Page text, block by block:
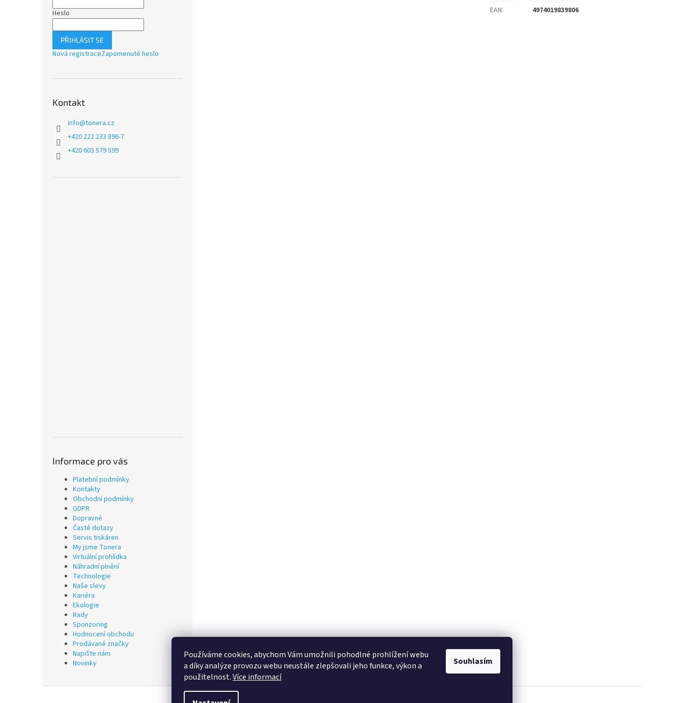
Používáme cookies, abychom Vám umožnili pohodlné prohlížení webu
a díky analýze provozu webu neustále zlepšovali jeho funkce, výkon a
použitelnost.Více informací
Souhlasím
Heslo
PŘIHLÁSIT SE
Nová registraceZapomenuté heslo
Kontakt
info@tonera.cz
+420 222 233 896-7
+420 603 579 599
Informace pro vás
Platební podmínky
Kontakty
Obchodní podmínky
GDPR
Dopravné
Časté dotazy
Servis tiskáren
My jsme Tonera
Virtuální prohlídka
Náhradní plnění
Technologie
Naše slevy
Kariéra
Ekologie
Rady
Sponzoring
Hodnocení obchodu
Prodávané značky
Napište nám
Novinky
EAN: 4974019839806